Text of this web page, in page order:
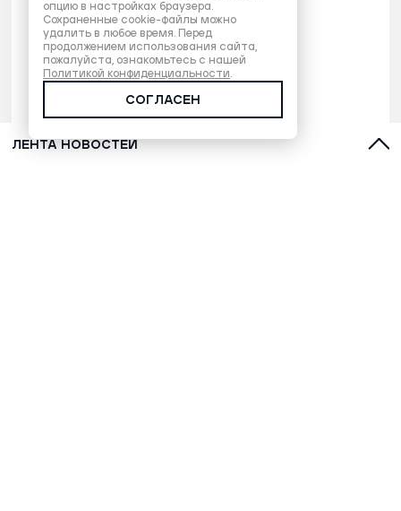
ЛЕНТА НОВОСТЕЙ
опцию в настройках браузера.
Сохраненные cookie-файлы можно
удалить в любое время. Перед
продолжением использования сайта,
пожалуйста, ознакомьтесь с нашей
Политикой конфиденциальности.
СОГЛАСЕН